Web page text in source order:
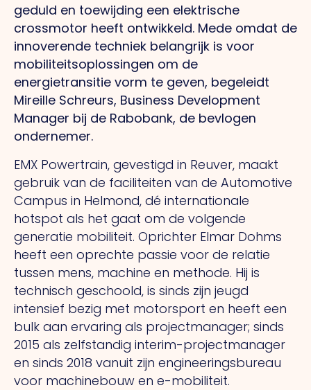
geduld en toewijding een elektrische
crossmotor heeft ontwikkeld. Mede omdat de
innoverende techniek belangrijk is voor
mobiliteitsoplossingen om de
energietransitie vorm te geven, begeleidt
Mireille Schreurs, Business Development
Manager bij de Rabobank, de bevlogen
ondernemer.
EMX Powertrain, gevestigd in Reuver, maakt
gebruik van de faciliteiten van de Automotive
Campus in Helmond, dé internationale
hotspot als het gaat om de volgende
generatie mobiliteit. Oprichter Elmar Dohms
heeft een oprechte passie voor de relatie
tussen mens, machine en methode. Hij is
technisch geschoold, is sinds zijn jeugd
intensief bezig met motorsport en heeft een
bulk aan ervaring als projectmanager; sinds
2015 als zelfstandig interim-projectmanager
en sinds 2018 vanuit zijn engineeringsbureau
voor machinebouw en e-mobiliteit.